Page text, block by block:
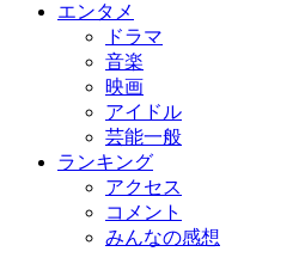
エンタメ
ドラマ
音楽
映画
アイドル
芸能一般
ランキング
アクセス
コメント
みんなの感想